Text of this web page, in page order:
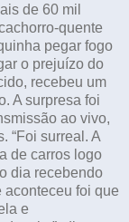
de 60 mil
quente
pegar fogo
o prejuízo do
recebeu um
A surpresa foi
ao vivo,
“Foi surreal. A
de carros logo
dia recebendo
aconteceu foi que
e